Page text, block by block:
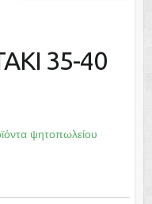
35-40
ψητοπωλείου